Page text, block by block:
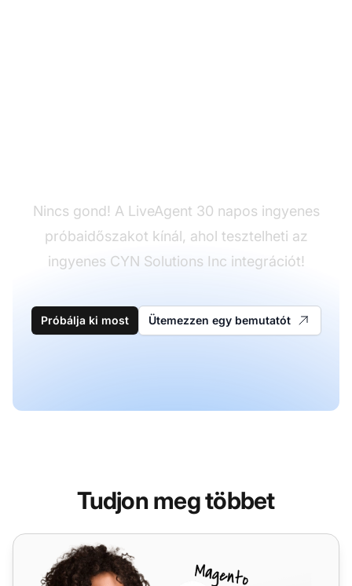
Nincs gond! A LiveAgent 30 napos ingyenes
próbaidőszakot kínál, ahol tesztelheti az
ingyenes CYN Solutions Inc integrációt!
Próbálja ki most Ütemezzen egy bemutatót
Tudjon meg többet
58VoIP